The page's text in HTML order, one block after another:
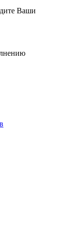
Ваши